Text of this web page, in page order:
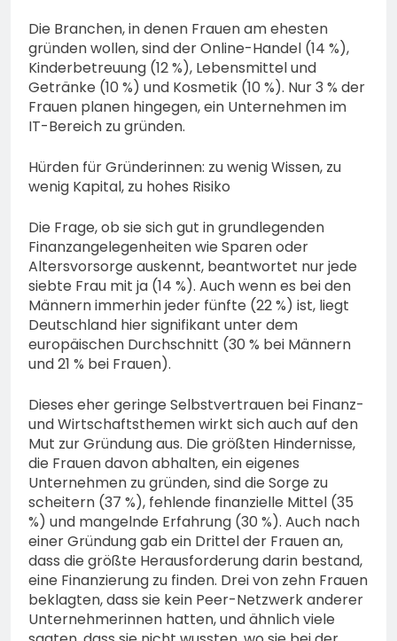
Die Branchen, in denen Frauen am ehesten
gründen wollen, sind der Online-Handel (14 %),
Kinderbetreuung (12 %), Lebensmittel und
Getränke (10 %) und Kosmetik (10 %). Nur 3 % der
Frauen planen hingegen, ein Unternehmen im
IT-Bereich zu gründen.
Hürden für Gründerinnen: zu wenig Wissen, zu
wenig Kapital, zu hohes Risiko
Die Frage, ob sie sich gut in grundlegenden
Finanzangelegenheiten wie Sparen oder
Altersvorsorge auskennt, beantwortet nur jede
siebte Frau mit ja (14 %). Auch wenn es bei den
Männern immerhin jeder fünfte (22 %) ist, liegt
Deutschland hier signifikant unter dem
europäischen Durchschnitt (30 % bei Männern
und 21 % bei Frauen).
Dieses eher geringe Selbstvertrauen bei Finanz-
und Wirtschaftsthemen wirkt sich auch auf den
Mut zur Gründung aus. Die größten Hindernisse,
die Frauen davon abhalten, ein eigenes
Unternehmen zu gründen, sind die Sorge zu
scheitern (37 %), fehlende finanzielle Mittel (35
%) und mangelnde Erfahrung (30 %). Auch nach
einer Gründung gab ein Drittel der Frauen an,
dass die größte Herausforderung darin bestand,
eine Finanzierung zu finden. Drei von zehn Frauen
beklagten, dass sie kein Peer-Netzwerk anderer
Unternehmerinnen hatten, und ähnlich viele